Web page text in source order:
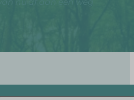
met Jessie